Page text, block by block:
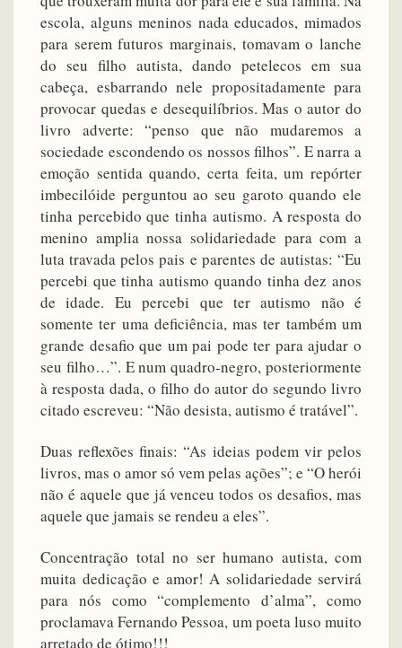
escola, alguns meninos nada educados, mimados
para serem futuros marginais, tomavam o lanche
do seu filho autista, dando petelecos em sua
cabeça, esbarrando nele propositadamente para
provocar quedas e desequilíbrios. Mas o autor do
livro adverte: “penso que não mudaremos a
sociedade escondendo os nossos filhos”. E narra a
emoção sentida quando, certa feita, um repórter
imbecilóide perguntou ao seu garoto quando ele
tinha percebido que tinha autismo. A resposta do
menino amplia nossa solidariedade para com a
luta travada pelos pais e parentes de autistas: “Eu
percebi que tinha autismo quando tinha dez anos
de idade. Eu percebi que ter autismo não é
somente ter uma deficiência, mas ter também um
grande desafio que um pai pode ter para ajudar o
seu filho…”. E num quadro-negro, posteriormente
à resposta dada, o filho do autor do segundo livro
citado escreveu: “Não desista, autismo é tratável”.
Duas reflexões finais: “As ideias podem vir pelos
livros, mas o amor só vem pelas ações”; e “O herói
não é aquele que já venceu todos os desafios, mas
aquele que jamais se rendeu a eles”.
Concentração total no ser humano autista, com
muita dedicação e amor! A solidariedade servirá
para nós como “complemento d’alma”, como
proclamava Fernando Pessoa, um poeta luso muito
arretado de ótimo!!!